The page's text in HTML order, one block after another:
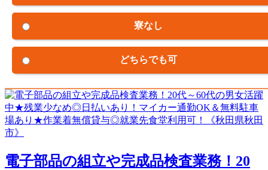
寮なし
どちらでも可
電子部品の組立や完成品検査業務！20